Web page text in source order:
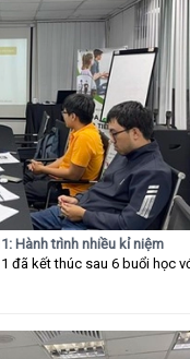
Hành trình nhiều kỉ niệm
đã kết thúc sau 6 buổi học